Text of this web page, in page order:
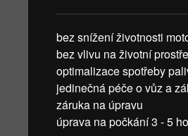
bez snížení životnosti
bez vlivu na životní
optimalizace spotřeby
jedinečná péče o vůz a
záruka na úpravu
úprava na počkání 3 - 5